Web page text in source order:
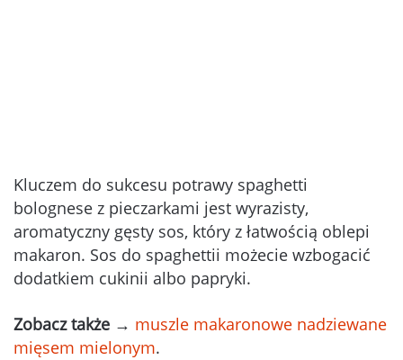
Kluczem do sukcesu potrawy spaghetti
bolognese z pieczarkami jest wyrazisty,
aromatyczny gęsty sos, który z łatwością oblepi
makaron. Sos do spaghettii możecie wzbogacić
dodatkiem cukinii albo papryki.
Zobacz także → muszle makaronowe nadziewane
mięsem mielonym.